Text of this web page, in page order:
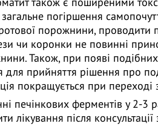
загальне погіршення
порожнини, проводити
чи коронки не повинні
Також, при появі
для прийняття рішення про
покращується при переході з
печінкових ферментів у 2-3
лікування після